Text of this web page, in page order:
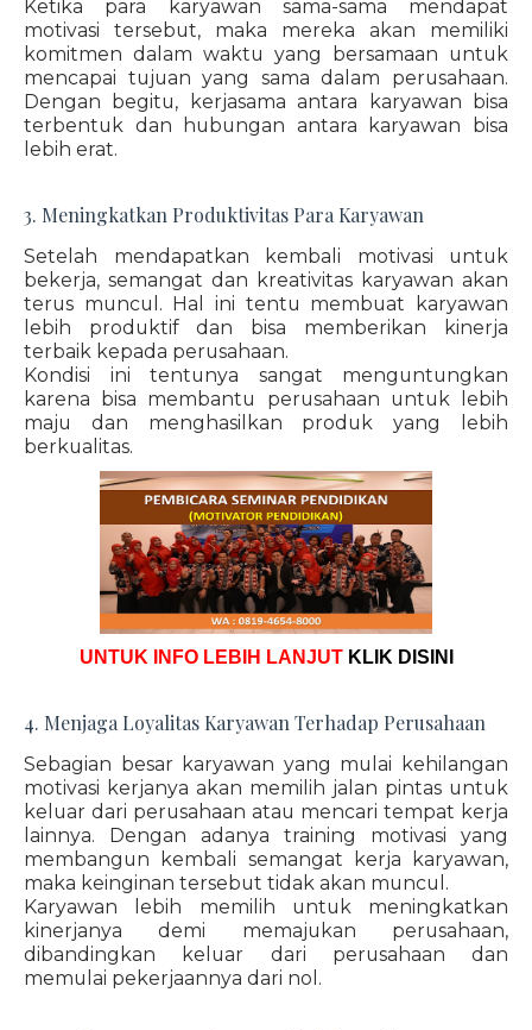
Ketika para karyawan sama-sama mendapat
motivasi tersebut, maka mereka akan memiliki
komitmen dalam waktu yang bersamaan untuk
mencapai tujuan yang sama dalam perusahaan.
Dengan begitu, kerjasama antara karyawan bisa
terbentuk dan hubungan antara karyawan bisa
lebih erat.
3. Meningkatkan Produktivitas Para Karyawan
Setelah mendapatkan kembali motivasi untuk
bekerja, semangat dan kreativitas karyawan akan
terus muncul. Hal ini tentu membuat karyawan
lebih produktif dan bisa memberikan kinerja
terbaik kepada perusahaan.
Kondisi ini tentunya sangat menguntungkan
karena bisa membantu perusahaan untuk lebih
maju dan menghasilkan produk yang lebih
berkualitas.
UNTUK INFO LEBIH LANJUT KLIK DISINI
4. Menjaga Loyalitas Karyawan Terhadap Perusahaan
Sebagian besar karyawan yang mulai kehilangan
motivasi kerjanya akan memilih jalan pintas untuk
keluar dari perusahaan atau mencari tempat kerja
lainnya. Dengan adanya training motivasi yang
membangun kembali semangat kerja karyawan,
maka keinginan tersebut tidak akan muncul.
Karyawan lebih memilih untuk meningkatkan
kinerjanya demi memajukan perusahaan,
dibandingkan keluar dari perusahaan dan
memulai pekerjaannya dari nol.